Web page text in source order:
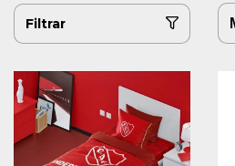
Filtrar